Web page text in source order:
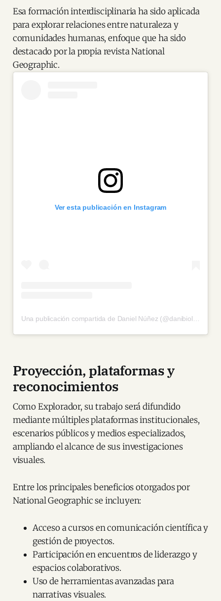
Esa formación interdisciplinaria ha sido aplicada
para explorar relaciones entre naturaleza y
comunidades humanas, enfoque que ha sido
destacado por la propia revista National
Geographic.
Ver esta publicación en Instagram
Una publicación compartida de Daniel Núñez (@danibiologist)
Proyección, plataformas y
reconocimientos
Como Explorador, su trabajo será difundido
mediante múltiples plataformas institucionales,
escenarios públicos y medios especializados,
ampliando el alcance de sus investigaciones
visuales.
Entre los principales beneficios otorgados por
National Geographic se incluyen:
Acceso a cursos en comunicación científica y
gestión de proyectos.
Participación en encuentros de liderazgo y
espacios colaborativos.
Uso de herramientas avanzadas para
narrativas visuales.